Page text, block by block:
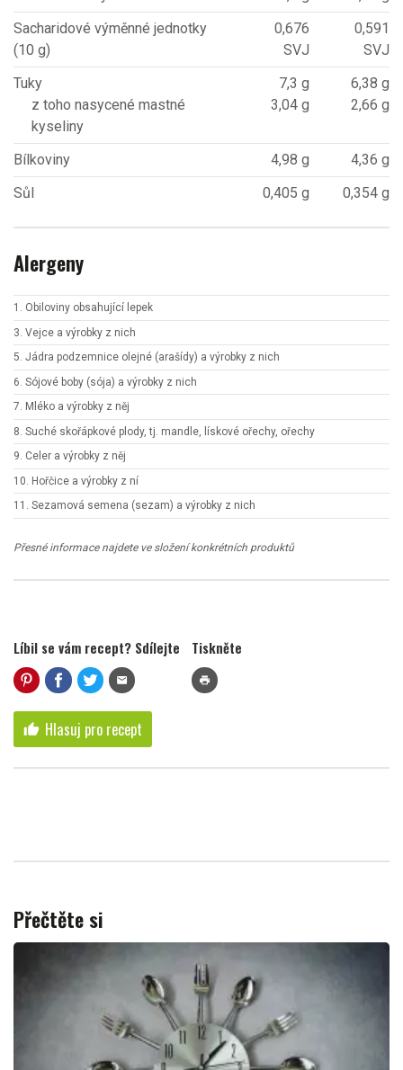
Sacharidové výměnné jednotky
(10 g)
0,676
SVJ
0,591
SVJ
Tuky
z toho nasycené mastné
kyseliny
7,3 g
3,04 g
6,38 g
2,66 g
Bílkoviny 4,98 g
4,36 g
Sůl
0,405 g 0,354 g
Alergeny
1. Obiloviny obsahující lepek
3. Vejce a výrobky z nich
5. Jádra podzemnice olejné (arašídy) a výrobky z nich
6. Sójové boby (sója) a výrobky z nich
7. Mléko a výrobky z něj
8. Suché skořápkové plody, tj. mandle, lískové ořechy, ořechy
9. Celer a výrobky z něj
10. Hořčice a výrobky z ní
11. Sezamová semena (sezam) a výrobky z nich
Přesné informace najdete ve složení konkrétních produktů
Líbil se vám recept? Sdílejte
mail
Tiskněte
print
thumb_up Hlasuj pro recept
Přečtěte si